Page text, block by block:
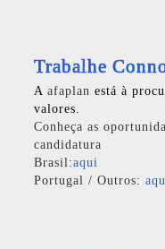
Trabalhe
A afaplan está à
valores.
Conheça as
candidatura
Brasil:aqui
Portugal / Outros: